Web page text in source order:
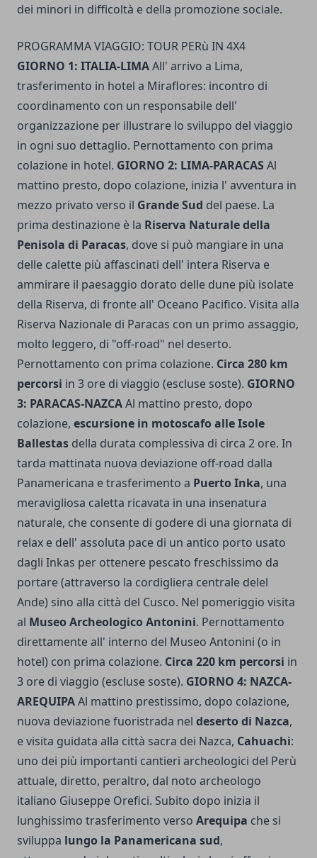
dei minori in difficoltà e della promozione sociale.
PROGRAMMA VIAGGIO: TOUR PERù IN 4X4
GIORNO 1: ITALIA-LIMAAll' arrivo a Lima,
trasferimento in hotel a Miraflores: incontro di
coordinamento con un responsabile dell'
organizzazione per illustrare lo sviluppo del viaggio
in ogni suo dettaglio. Pernottamento con prima
colazione in hotel. GIORNO 2: LIMA-PARACAS Al
mattino presto, dopo colazione, inizia l' avventura in
mezzo privato verso il Grande Sud del paese. La
prima destinazione è la Riserva Naturale della
Penisola di Paracas, dove si può mangiare in una
delle calette più affascinati dell' intera Riserva e
ammirare il paesaggio dorato delle dune più isolate
della Riserva, di fronte all' Oceano Pacifico. Visita alla
Riserva Nazionale di Paracas con un primo assaggio,
molto leggero, di "off-road" nel deserto.
Pernottamento con prima colazione. Circa 280 km
percorsi in 3 ore di viaggio (escluse soste). GIORNO
3: PARACAS-NAZCAAl mattino presto, dopo
colazione, escursione in motoscafo alle Isole
Ballestas della durata complessiva di circa 2 ore. In
tarda mattinata nuova deviazione off-road dalla
Panamericana e trasferimento a Puerto Inka, una
meravigliosa caletta ricavata in una insenatura
naturale, che consente di godere di una giornata di
relax e dell' assoluta pace di un antico porto usato
dagli Inkas per ottenere pescato freschissimo da
portare (attraverso la cordigliera centrale delel
Ande) sino alla città del Cusco. Nel pomeriggio visita
al Museo Archeologico Antonini. Pernottamento
direttamente all' interno del Museo Antonini (o in
hotel) con prima colazione. Circa 220 km percorsi in
3 ore di viaggio (escluse soste). GIORNO 4: NAZCA-
AREQUIPAAl mattino prestissimo, dopo colazione,
nuova deviazione fuoristrada nel deserto di Nazca,
e visita guidata alla città sacra dei Nazca, Cahuachi:
uno dei più importanti cantieri archeologici del Perù
attuale, diretto, peraltro, dal noto archeologo
italiano Giuseppe Orefici. Subito dopo inizia il
lunghissimo trasferimento verso Arequipa che si
sviluppa lungo la Panamericana sud,